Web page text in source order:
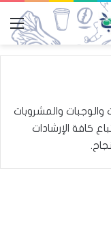
والمشروبات
كافة الإرشادات